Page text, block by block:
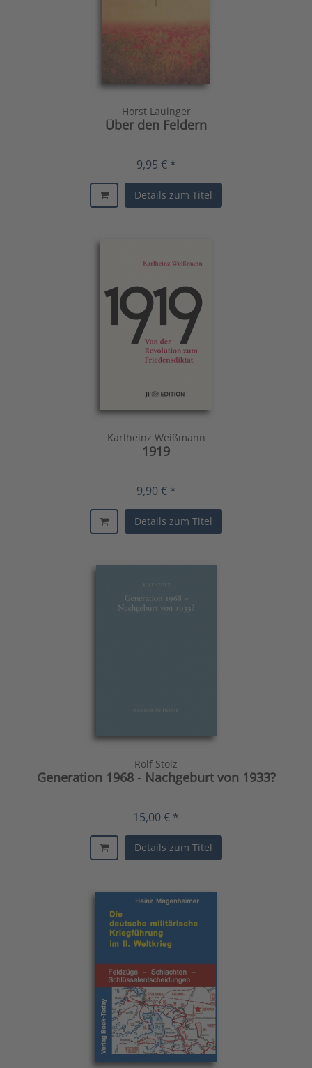
Horst Lauinger
Über den Feldern
9,95 € *
Details zum Titel
Karlheinz Weißmann
1919
9,90 € *
Details zum Titel
Rolf Stolz
Generation 1968 - Nachgeburt von 1933?
15,00 € *
Details zum Titel